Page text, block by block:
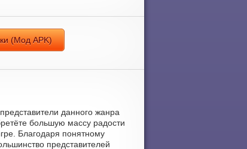
(Мод APK)
данного жанра
большую массу радости
Благодаря понятному
представителей